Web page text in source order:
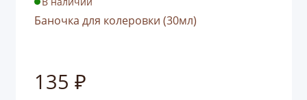
Баночка для колеровки (30мл)
135 ₽